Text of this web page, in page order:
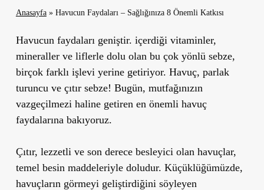
Anasayfa» Havucun Faydaları – Sağlığınıza 8 Önemli Katkısı
Havucun faydaları geniştir. içerdiği vitaminler,
mineraller ve liflerle dolu olan bu çok yönlü sebze,
birçok farklı işlevi yerine getiriyor. Havuç, parlak
turuncu ve çıtır sebze! Bugün, mutfağınızın
vazgeçilmezi haline getiren en önemli havuç
faydalarına bakıyoruz.
Çıtır, lezzetli ve son derece besleyici olan havuçlar,
temel besin maddeleriyle doludur. Küçüklüğümüzde,
havuçların görmeyi geliştirdiğini söyleyen